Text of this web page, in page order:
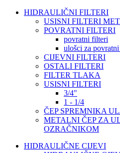
HIDRAULIČNI FILTERI
USISNI FILTERI
POVRATNI FILTERI
povratni filteri
ulošci za
CIJEVNI FILTERI
OSTALI FILTERI
FILTER TLAKA
USISNI FILTERI
3/4"
1 - 1/4
ČEP SPREMNIKA
METALNI ČEP ZA
OZRAČNIKOM
HIDRAULIČNE CIJEVI